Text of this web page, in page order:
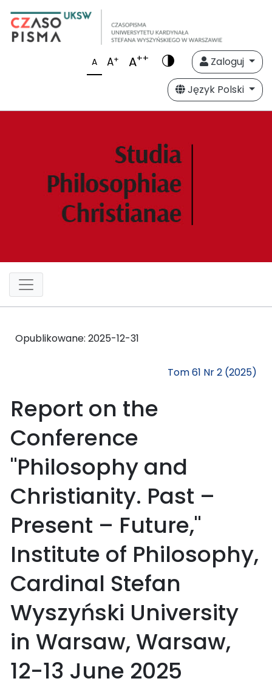
A A+ A++
Zaloguj
Język Polski
Opublikowane: 2025-12-31
Tom 61 Nr 2 (2025)
Report on the
Conference
"Philosophy and
Christianity. Past –
Present – Future,"
Institute of Philosophy,
Cardinal Stefan
Wyszyński University
in Warsaw, Warsaw,
12-13 June 2025